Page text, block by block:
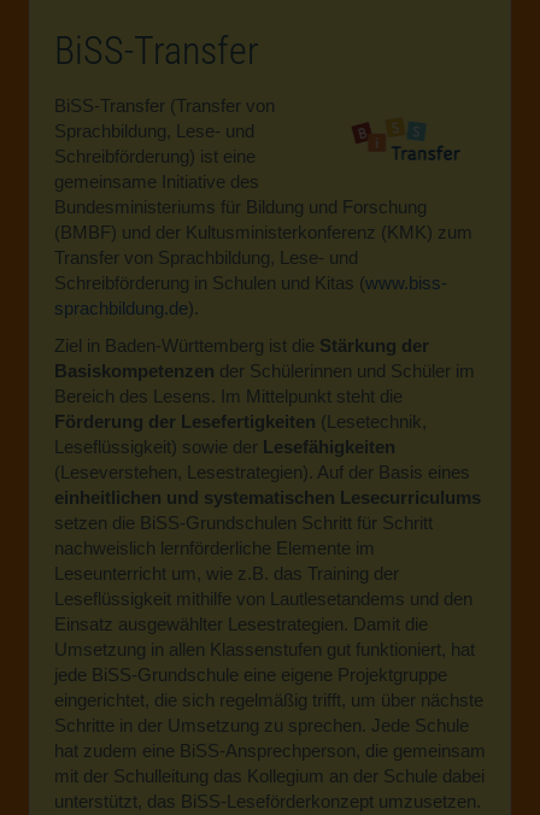
BiSS-Transfer
BiSS-Transfer (Transfer von
Sprachbildung, Lese- und
Schreibförderung) ist eine
gemeinsame Initiative des
Bundesministeriums für Bildung und Forschung
(BMBF) und der Kultusministerkonferenz (KMK) zum
Transfer von Sprachbildung, Lese- und
Schreibförderung in Schulen und Kitas (www.biss-
sprachbildung.de).
Ziel in Baden-Württemberg ist die Stärkung der
Basiskompetenzen der Schülerinnen und Schüler im
Bereich des Lesens. Im Mittelpunkt steht die
Förderung der Lesefertigkeiten (Lesetechnik,
Leseflüssigkeit) sowie der Lesefähigkeiten
(Leseverstehen, Lesestrategien). Auf der Basis eines
einheitlichen und systematischen Lesecurriculums
setzen die BiSS-Grundschulen Schritt für Schritt
nachweislich lernförderliche Elemente im
Leseunterricht um, wie z.B. das Training der
Leseflüssigkeit mithilfe von Lautlesetandems und den
Einsatz ausgewählter Lesestrategien. Damit die
Umsetzung in allen Klassenstufen gut funktioniert, hat
jede BiSS-Grundschule eine eigene Projektgruppe
eingerichtet, die sich regelmäßig trifft, um über nächste
Schritte in der Umsetzung zu sprechen. Jede Schule
hat zudem eine BiSS-Ansprechperson, die gemeinsam
mit der Schulleitung das Kollegium an der Schule dabei
unterstützt, das BiSS-Leseförderkonzept umzusetzen.